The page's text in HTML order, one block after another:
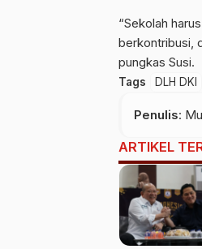
“Sekolah
berkontribusi,
pungkas Susi.
Tags DLH DKI
Penulis:
ARTIKEL